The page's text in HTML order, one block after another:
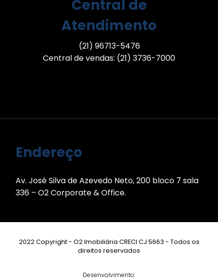
Central de
Atendimento
(21) 96713-5476
Central de vendas: (21) 3736-7000
Endereço
Av. José Silva de Azevedo Neto, 200 bloco 7 sala
336 – O2 Corporate & Office.
2022 Copyright - O2 Imobiliária CRECI CJ 5663 - Todos os
direitos reservados
Desenvolvimento: